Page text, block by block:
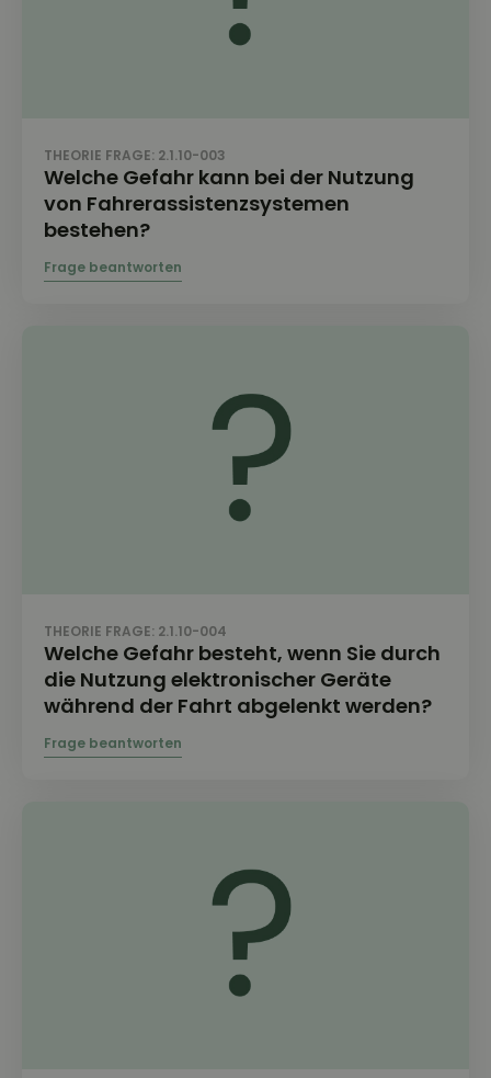
THEORIE FRAGE: 2.1.10-003
Welche Gefahr kann bei der Nutzung
von Fahrerassistenzsystemen
bestehen?
THEORIE FRAGE: 2.1.10-004
Welche Gefahr besteht, wenn Sie durch
die Nutzung elektronischer Geräte
während der Fahrt abgelenkt werden?